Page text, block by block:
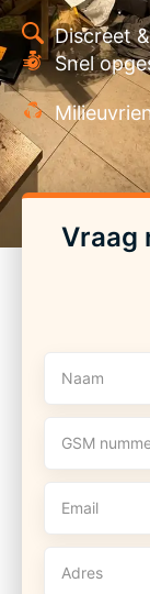
Discreet
Snel
Vraag